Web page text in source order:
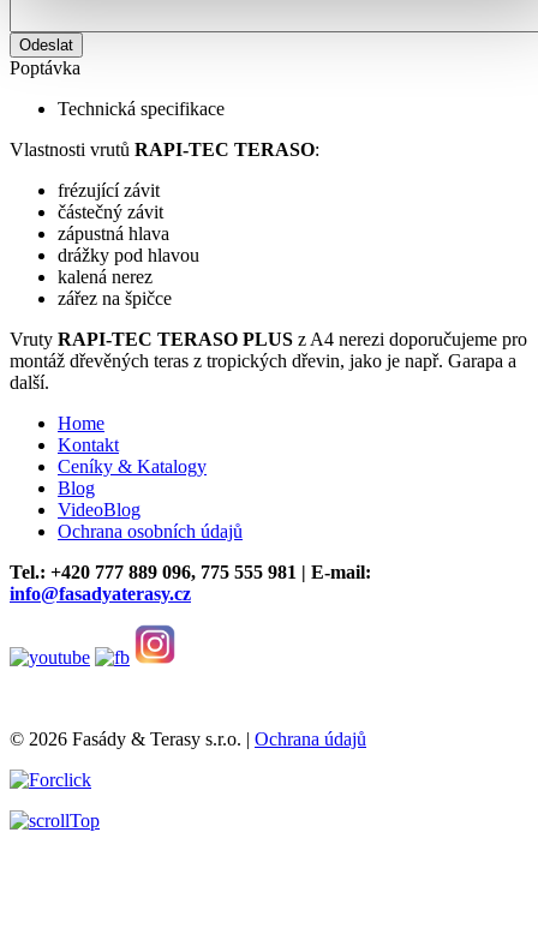
Odeslat
Poptávka
Technická specifikace
Vlastnosti vrutů RAPI-TEC TERASO:
frézující závit
částečný závit
zápustná hlava
drážky pod hlavou
kalená nerez
zářez na špičce
Vruty RAPI-TEC TERASO PLUS z A4 nerezi doporučujeme pro
montáž dřevěných teras z tropických dřevin, jako je např. Garapa a
další.
Home
Kontakt
Ceníky & Katalogy
Blog
VideoBlog
Ochrana osobních údajů
Tel.: +420 777 889 096, 775 555 981 | E-mail:
info@fasadyaterasy.cz
© 2026 Fasády & Terasy s.r.o. | Ochrana údajů